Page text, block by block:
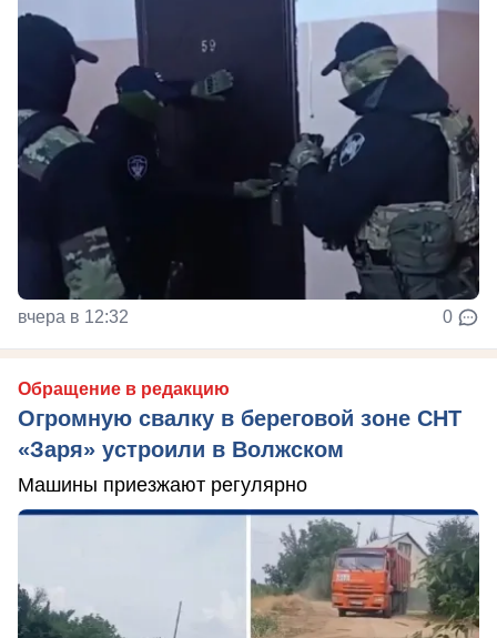
вчера в 12:32 0
Обращение в редакцию
Огромную свалку в береговой зоне СНТ
«Заря» устроили в Волжском
Машины приезжают регулярно